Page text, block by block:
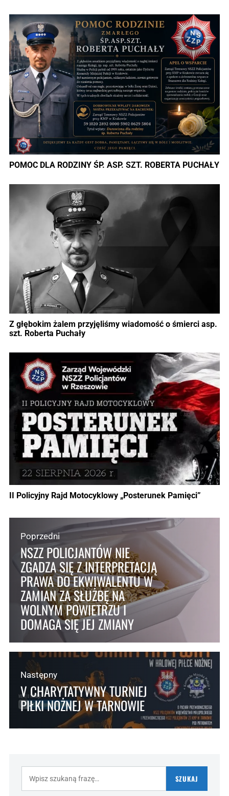
POMOC DLA RODZINY ŚP. ASP. SZT. ROBERTA PUCHAŁY
Z głębokim żalem przyjęliśmy wiadomość o śmierci asp.
szt. Roberta Puchały
II Policyjny Rajd Motocyklowy „Posterunek Pamięci”
Poprzedni
NSZZ POLICJANTÓW NIE
ZGADZA SIĘ Z INTERPRETACJĄ
PRAWA DO EKWIWALENTU W
ZAMIAN ZA SŁUŻBĘ NA
WOLNYM POWIETRZU I
DOMAGA SIĘ JEJ ZMIANY
Następny
V CHARYTATYWNY TURNIEJ
PIŁKI NOŻNEJ W TARNOWIE
SZUKAJ